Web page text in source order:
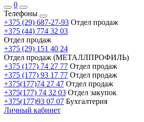
0
Телефоны
+375 (29) 687-27-93 Отдел продаж
+375 (44) 774 32 03
Отдел продаж
+375 (29) 151 40 24
Отдел продаж (МЕТАЛЛПРОФИЛЬ)
+375 (177) 74 27 77 Отдел продаж
+375 (177) 93 17 77 Отдел продаж
+375(177)74 27 47 Отдел продаж
+375(177) 74 32 03 Отдел закупок
+375(177)93 07 07 Бухгалтерия
Личный кабинет